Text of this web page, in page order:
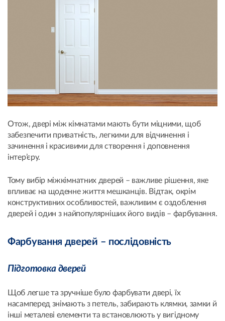
Отож, двері між кімнатами мають бути міцними, щоб
забезпечити приватність, легкими для відчинення і
зачинення і красивими для створення і доповнення
інтер’єру.
Тому вибір міжкімнатних дверей – важливе рішення, яке
впливає на щоденне життя мешканців. Відтак, окрім
конструктивних особливостей, важливим є оздоблення
дверей і один з найпопулярніших його видів – фарбування.
Фарбування дверей – послідовність
Підготовка дверей
Щоб легше та зручніше було фарбувати двері, їх
насамперед знімають з петель, забирають клямки, замки й
інші металеві елементи та встановлюють у вигідному